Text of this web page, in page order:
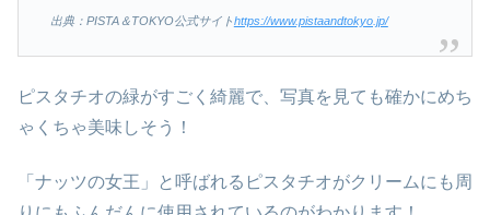
出典：PISTA＆TOKYO公式サイトhttps://www.pistaandtokyo.jp/
ピスタチオの緑がすごく綺麗で、写真を見ても確かにめち
ゃくちゃ美味しそう！
「ナッツの女王」と呼ばれるピスタチオがクリームにも周